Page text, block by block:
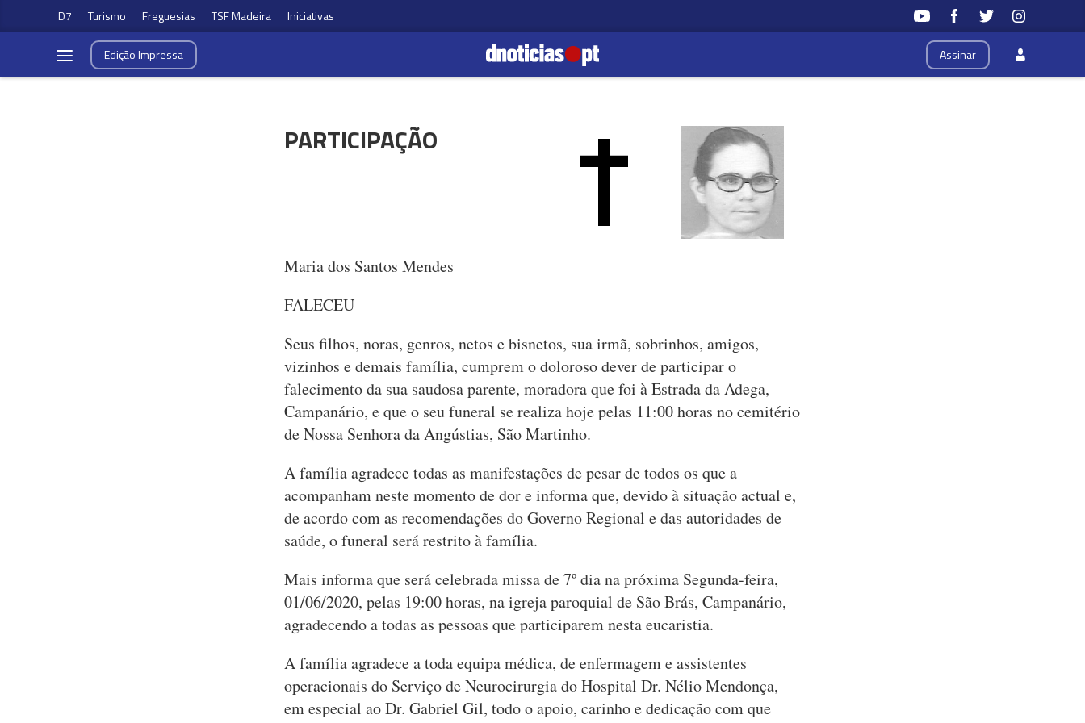
D7 Turismo Freguesias TSF Madeira Iniciativas
Assinar
EdiçãoImpressa
PARTICIPAÇÃO
Maria dos Santos Mendes
FALECEU
Seus filhos, noras, genros, netos e bisnetos, sua irmã, sobrinhos, amigos,
vizinhos e demais família, cumprem o doloroso dever de participar o
falecimento da sua saudosa parente, moradora que foi à Estrada da Adega,
Campanário, e que o seu funeral se realiza hoje pelas 11:00 horas no cemitério
de Nossa Senhora da Angústias, São Martinho.
A família agradece todas as manifestações de pesar de todos os que a
acompanham neste momento de dor e informa que, devido à situação actual e,
de acordo com as recomendações do Governo Regional e das autoridades de
saúde, o funeral será restrito à família.
Mais informa que será celebrada missa de 7º dia na próxima Segunda-feira,
01/06/2020, pelas 19:00 horas, na igreja paroquial de São Brás, Campanário,
agradecendo a todas as pessoas que participarem nesta eucaristia.
A família agradece a toda equipa médica, de enfermagem e assistentes
operacionais do Serviço de Neurocirurgia do Hospital Dr. Nélio Mendonça,
em especial ao Dr. Gabriel Gil, todo o apoio, carinho e dedicação com que